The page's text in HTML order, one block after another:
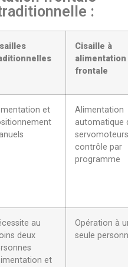
:
Cisaille à
alimentation
frontale
et
Alimentation
automatique
contrôle par
programme
au
deux
et
Opération à
seule